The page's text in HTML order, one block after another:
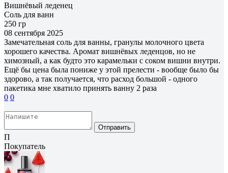
Вишнёвый леденец
Соль для ванн
250 гр
08 сентября 2025
Замечательная соль для ванны, гранулы молочного цвета
хорошего качества. Аромат вишнёвых леденцов, но не
химозный, а как будто это карамельки с соком вишни внутри.
Ещё бы цена была пониже у этой прелести - вообще было бы
здорово, а так получается, что расход большой - одного
пакетика мне хватило принять ванну 2 раза
0 0
Отправить
П
Покупатель